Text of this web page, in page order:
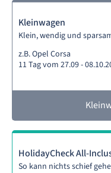
Kleinwagen
Klein, wendig und
z.B. Opel Corsa
11 Tag vom 27.09 -
HolidayCheck All-
So kann nichts schief